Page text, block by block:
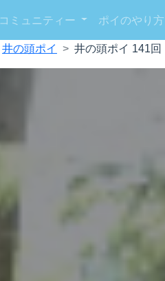
コミュニティー ポイのやり方
井の頭ポイ 井の頭ポイ 141回